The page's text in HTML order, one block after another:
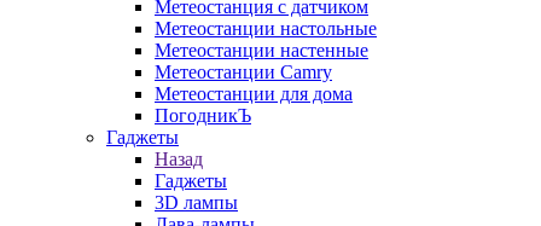
Метеостанция с датчиком
Метеостанции настольные
Метеостанции настенные
Метеостанции Camry
Метеостанции для дома
ПогодникЪ
Гаджеты
Назад
Гаджеты
3D лампы